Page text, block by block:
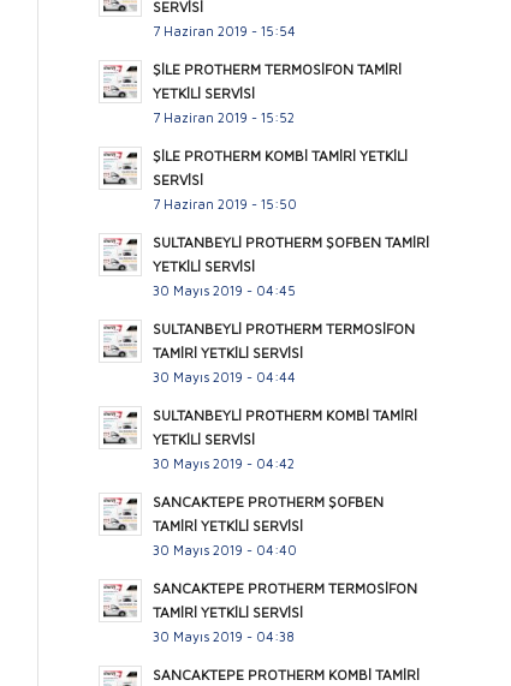
SERVİSİ
7 Haziran 2019 - 15:54
ŞİLE PROTHERM TERMOSİFON TAMİRİ
YETKİLİ SERVİSİ
7 Haziran 2019 - 15:52
ŞİLE PROTHERM KOMBİ TAMİRİ YETKİLİ
SERVİSİ
7 Haziran 2019 - 15:50
SULTANBEYLİ PROTHERM ŞOFBEN TAMİRİ
YETKİLİ SERVİSİ
30 Mayıs 2019 - 04:45
SULTANBEYLİ PROTHERM TERMOSİFON
TAMİRİ YETKİLİ SERVİSİ
30 Mayıs 2019 - 04:44
SULTANBEYLİ PROTHERM KOMBİ TAMİRİ
YETKİLİ SERVİSİ
30 Mayıs 2019 - 04:42
SANCAKTEPE PROTHERM ŞOFBEN
TAMİRİ YETKİLİ SERVİSİ
30 Mayıs 2019 - 04:40
SANCAKTEPE PROTHERM TERMOSİFON
TAMİRİ YETKİLİ SERVİSİ
30 Mayıs 2019 - 04:38
SANCAKTEPE PROTHERM KOMBİ TAMİRİ